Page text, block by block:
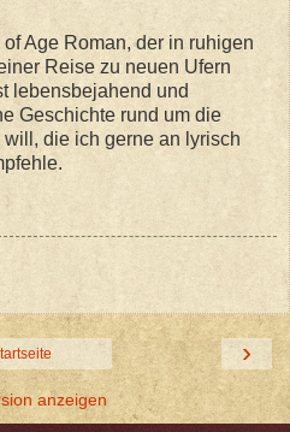
Age Roman, der in ruhigen
Reise zu neuen Ufern
lebensbejahend und
Geschichte rund um die
die ich gerne an lyrisch
›
anzeigen